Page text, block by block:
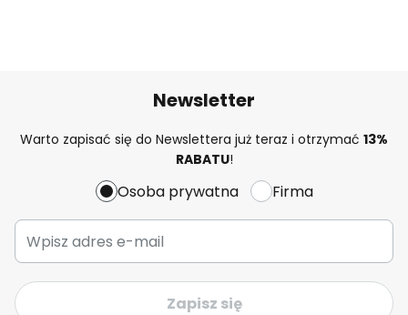
Newsletter
Warto zapisać się do Newslettera już teraz i otrzymać 13%
RABATU!
Osoba prywatna Firma
Zapisz się